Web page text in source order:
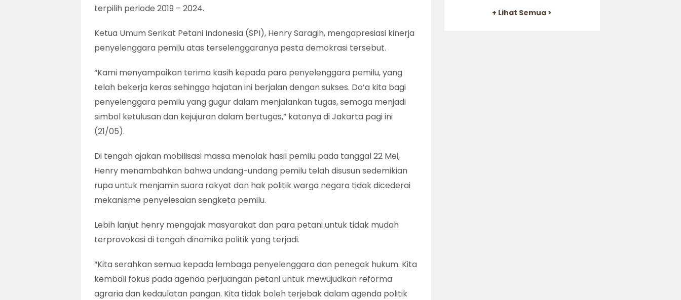
terpilih periode 2019 – 2024.
Ketua Umum Serikat Petani Indonesia (SPI), Henry Saragih, mengapresiasi kinerja
penyelenggara pemilu atas terselenggaranya pesta demokrasi tersebut.
“Kami menyampaikan terima kasih kepada para penyelenggara pemilu, yang
telah bekerja keras sehingga hajatan ini berjalan dengan sukses. Do’a kita bagi
penyelenggara pemilu yang gugur dalam menjalankan tugas, semoga menjadi
simbol ketulusan dan kejujuran dalam bertugas,” katanya di Jakarta pagi ini
(21/05).
Di tengah ajakan mobilisasi massa menolak hasil pemilu pada tanggal 22 Mei,
Henry menambahkan bahwa undang-undang pemilu telah disusun sedemikian
rupa untuk menjamin suara rakyat dan hak politik warga negara tidak dicederai
mekanisme penyelesaian sengketa pemilu.
Lebih lanjut henry mengajak masyarakat dan para petani untuk tidak mudah
terprovokasi di tengah dinamika politik yang terjadi.
“Kita serahkan semua kepada lembaga penyelenggara dan penegak hukum. Kita
kembali fokus pada agenda perjuangan petani untuk mewujudkan reforma
agraria dan kedaulatan pangan. Kita tidak boleh terjebak dalam agenda politik
+ Lihat Semua >